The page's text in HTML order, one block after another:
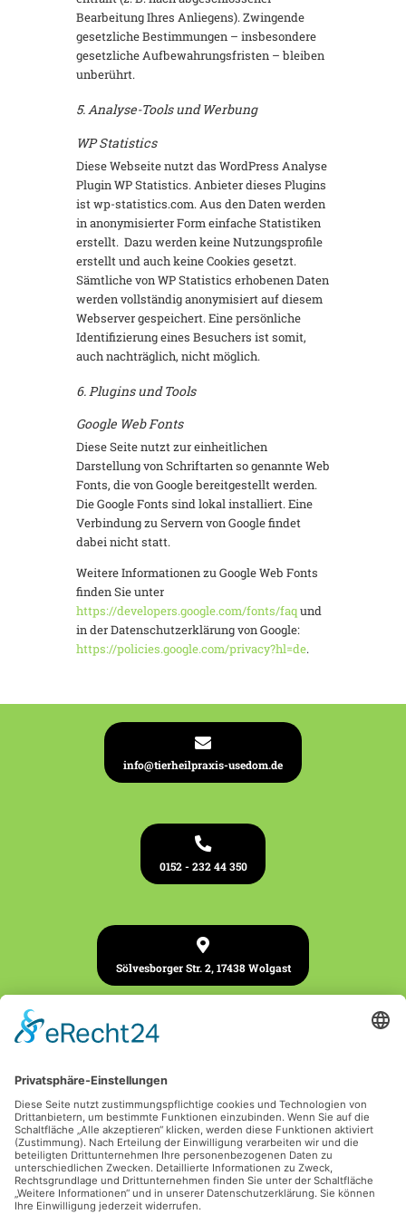
Bearbeitung Ihres Anliegens). Zwingende
gesetzliche Bestimmungen – insbesondere
gesetzliche Aufbewahrungsfristen – bleiben
unberührt.
5. Analyse-Tools und Werbung
WP Statistics
Diese Webseite nutzt das WordPress Analyse
Plugin WP Statistics. Anbieter dieses Plugins
ist wp-statistics.com. Aus den Daten werden
in anonymisierter Form einfache Statistiken
erstellt. Dazu werden keine Nutzungsprofile
erstellt und auch keine Cookies gesetzt.
Sämtliche von WP Statistics erhobenen Daten
werden vollständig anonymisiert auf diesem
Webserver gespeichert. Eine persönliche
Identifizierung eines Besuchers ist somit,
auch nachträglich, nicht möglich.
6. Plugins und Tools
Google Web Fonts
Diese Seite nutzt zur einheitlichen
Darstellung von Schriftarten so genannte Web
Fonts, die von Google bereitgestellt werden.
Die Google Fonts sind lokal installiert. Eine
Verbindung zu Servern von Google findet
dabei nicht statt.
Weitere Informationen zu Google Web Fonts
finden Sie unter
https://developers.google.com/fonts/faqund
in der Datenschutzerklärung von Google:
https://policies.google.com/privacy?hl=de.
info@tierheilpraxis-usedom.de
0152 - 232 44 350
Sölvesborger Str. 2, 17438 Wolgast
Impressum•